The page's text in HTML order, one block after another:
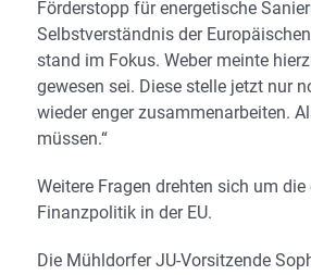
Förderstopp für energetische
Selbstverständnis der
stand im Fokus. Weber meinte
gewesen sei. Diese stelle jetzt nur
wieder enger zusammenarbeiten.
müssen.“
Weitere Fragen drehten sich um
Finanzpolitik in der EU.
Die Mühldorfer JU-Vorsitzende